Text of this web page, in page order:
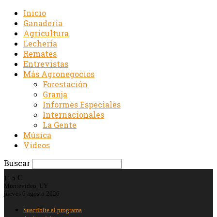
Inicio
Ganadería
Agricultura
Lechería
Remates
Entrevistas
Más Agronegocios
Forestación
Granja
Informes Especiales
Internacionales
La Gente
Música
Videos
Buscar
11.5 C
Montevideo, UY
jueves 6 agosto 2026
Suscribite al programa